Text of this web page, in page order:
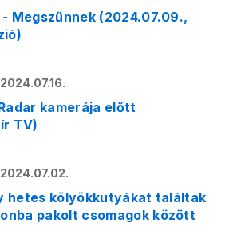
Megszűnnek (2024.07.09.,
2024.07.16.
kamerája előtt
TV)
2024.07.02.
hetes kölyökkutyákat találtak
pakolt csomagok között